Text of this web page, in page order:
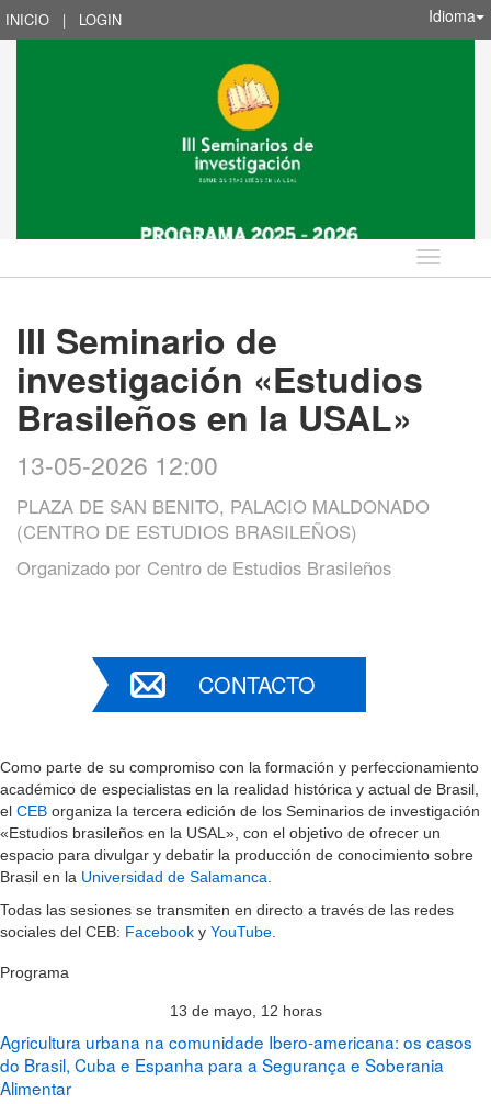
INICIO | LOGIN Idioma
Idioma
III Seminario de
investigación «Estudios
Brasileños en la USAL»
13-05-2026 12:00
PLAZA DE SAN BENITO, PALACIO MALDONADO
(CENTRO DE ESTUDIOS BRASILEÑOS)
Organizado por Centro de Estudios Brasileños
CONTACTO
Como parte de su compromiso con la formación y perfeccionamiento
académico de especialistas en la realidad histórica y actual de Brasil,
el CEB organiza la tercera edición de los Seminarios de investigación
«Estudios brasileños en la USAL», con el objetivo de ofrecer un
espacio para divulgar y debatir la producción de conocimiento sobre
Brasil en la Universidad de Salamanca
Todas las sesiones se transmiten en directo a través de las redes
sociales del CEB: Facebook y YouTube
Programa
13 de mayo, 12 horas
Agricultura urbana na comunidade Ibero-americana: os casos
do Brasil, Cuba e Espanha para a Segurança e Soberania
Alimentar